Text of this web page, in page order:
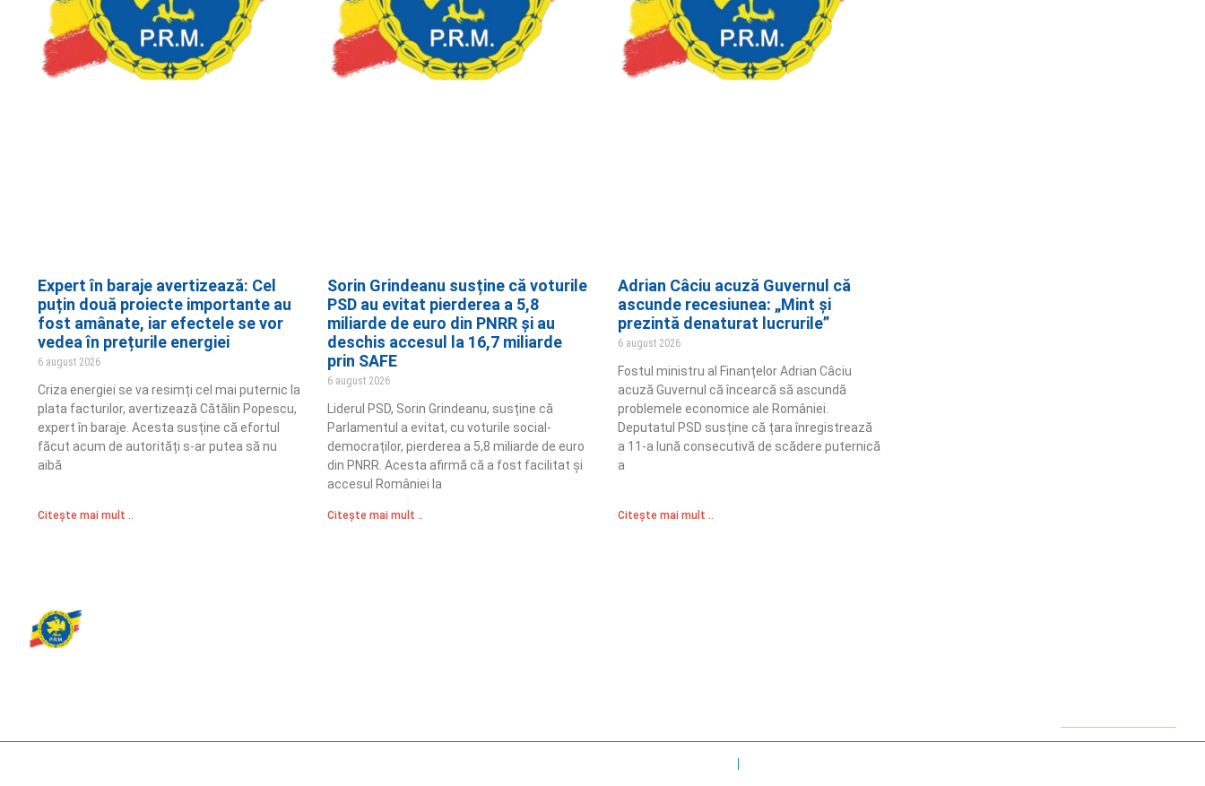
Expert în baraje avertizează: Cel
puțin două proiecte importante au
fost amânate, iar efectele se vor
vedea în prețurile energiei
6 august 2026
Criza energiei se va resimți cel mai puternic la
plata facturilor, avertizează Cătălin Popescu,
expert în baraje. Acesta susține că efortul
făcut acum de autorități s-ar putea să nu
aibă
Citește mai mult ..
Sorin Grindeanu susține că voturile
PSD au evitat pierderea a 5,8
miliarde de euro din PNRR și au
deschis accesul la 16,7 miliarde
prin SAFE
6 august 2026
Liderul PSD, Sorin Grindeanu, susține că
Parlamentul a evitat, cu voturile social-
democraților, pierderea a 5,8 miliarde de euro
din PNRR. Acesta afirmă că a fost facilitat și
accesul României la
Citește mai mult ..
Adrian Câciu acuză Guvernul că
ascunde recesiunea: „Mint și
prezintă denaturat lucrurile”
6 august 2026
Fostul ministru al Finanțelor Adrian Câciu
acuză Guvernul că încearcă să ascundă
problemele economice ale României.
Deputatul PSD susține că țara înregistrează
a 11-a lună consecutivă de scădere puternică
a
Citește mai mult ..